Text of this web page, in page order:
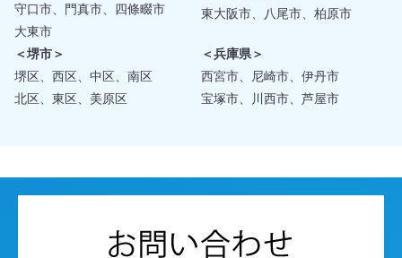
守口市、門真市、四條畷市
大東市
東大阪市、八尾市、柏原市
＜堺市＞
堺区、西区、中区、南区
北区、東区、美原区
＜兵庫県＞
西宮市、尼崎市、伊丹市
宝塚市、川西市、芦屋市